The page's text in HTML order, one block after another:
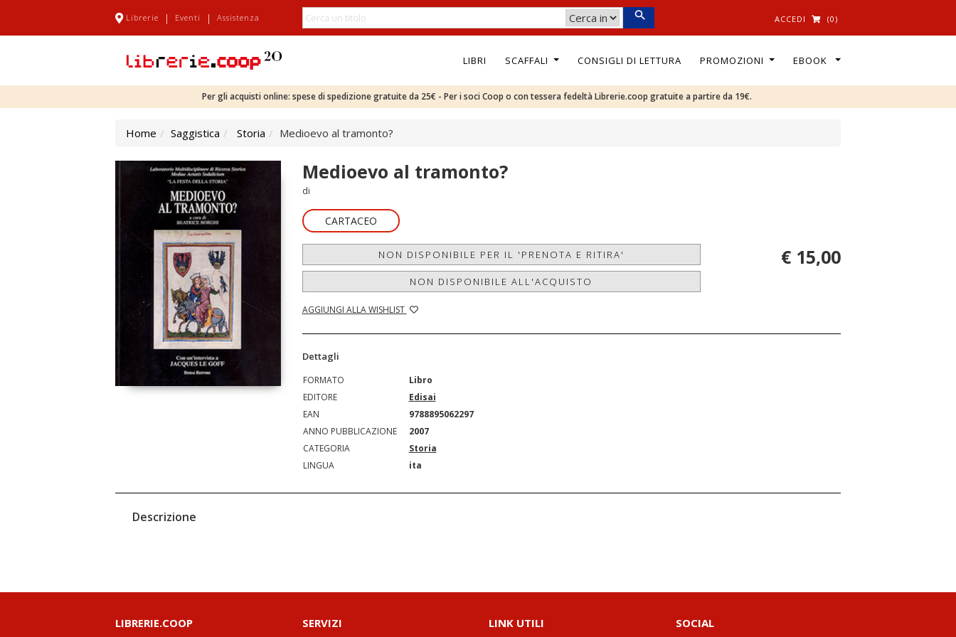
Librerie | Eventi | Assistenza ACCEDI (0)
LIBRI SCAFFALI CONSIGLI DI LETTURA PROMOZIONI EBOOK
Per gli acquisti online: spese di spedizione gratuite da 25€ - Per i soci Coop o con tessera fedeltà Librerie.coop gratuite a partire da 19€.
Home Saggistica Storia Medioevo al tramonto?
Medioevo al tramonto?
di
CARTACEO
NON DISPONIBILE PER IL 'PRENOTA E RITIRA'
NON DISPONIBILE ALL'ACQUISTO
AGGIUNGI ALLA WISHLIST
€ 15,00
Dettagli
FORMATO
Libro
EDITORE
Edisai
EAN
9788895062297
ANNO PUBBLICAZIONE
2007
CATEGORIA
Storia
LINGUA
ita
Descrizione
LIBRERIE.COOP SERVIZI LINK UTILI SOCIAL